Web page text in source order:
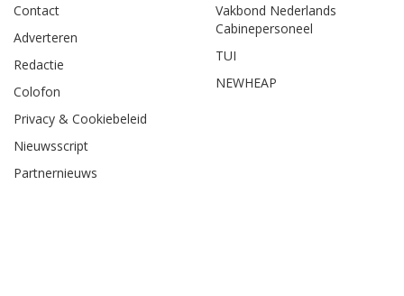
Contact
Adverteren
Redactie
Colofon
Privacy & Cookiebeleid
Nieuwsscript
Partnernieuws
Vakbond Nederlands
Cabinepersoneel
TUI
NEWHEAP